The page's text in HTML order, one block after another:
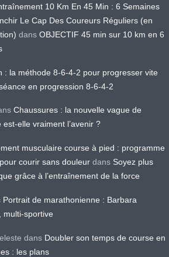
10 Km En 45 Min : 6 Semaines
Le Cap Des Coureurs Réguliers (en
dans OBJECTIF 45 min sur 10 km en 6
: la méthode 8-6-4-2 pour progresser vite
en progression 8-6-4-2
Chaussures : la nouvelle vague de
est-elle vraiment l’avenir ?
musculaire course à pied : programme
courir sans douleur dans Soyez plus
grâce à l’entraînement de la force
Portrait de marathonienne : Barbara
multi-sportive
dans Doubler son temps de course en
: les plans